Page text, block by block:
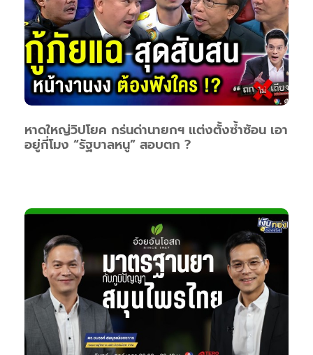
หาดใหญ่วิปโยค กร่นด่านายกฯ แต่งตั้งซ้ำซ้อน เอา
อยู่กี่โมง “รัฐบาลหนู” สอบตก ?